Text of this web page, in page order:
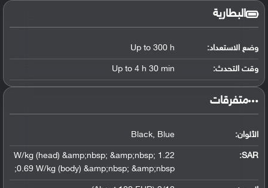
البطارية
وضع الاستعداد: Up to 300 h
وقت التحدث: Up to 4 h 30 min
‏متفرقات‏
الألوان: Black, Blue
SAR
:
1.22 W/kg (head) &amp;nbsp; &amp;nbsp;
0.69 W/kg (body) &amp;nbsp; &amp;nbsp;